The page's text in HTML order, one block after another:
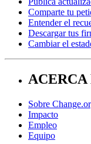
Comparte tu
Entender el
Descargar tus
Cambiar el
ACERCA
Sobre
Impacto
Empleo
Equipo